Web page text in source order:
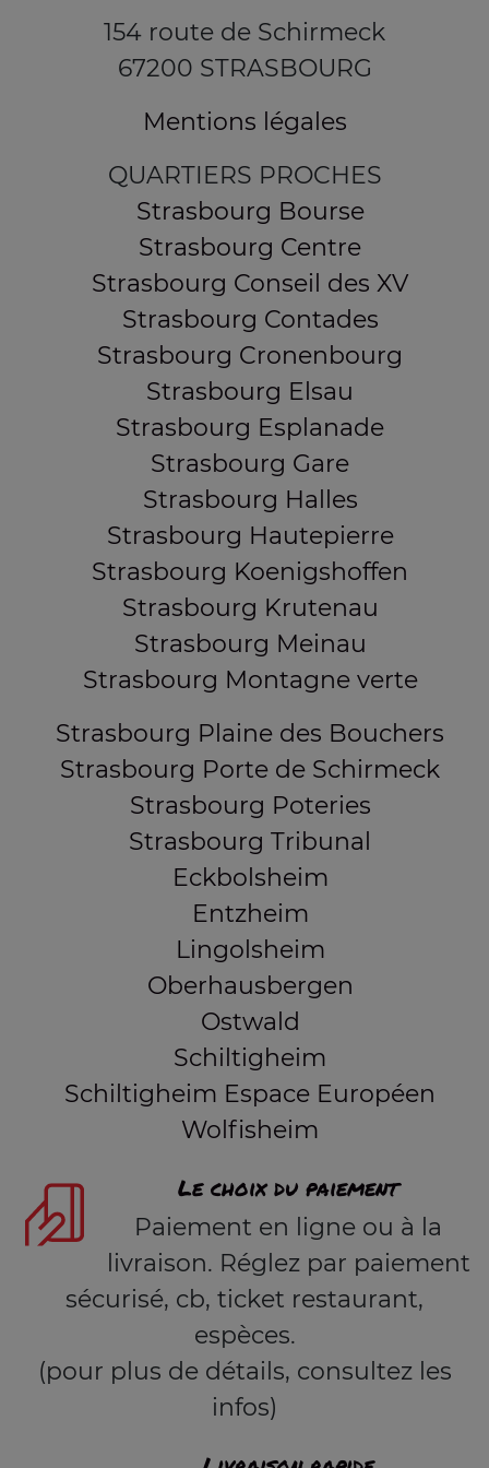
154 route de Schirmeck
67200 STRASBOURG
Mentions légales
QUARTIERS PROCHES
Strasbourg Bourse
Strasbourg Centre
Strasbourg Conseil des XV
Strasbourg Contades
Strasbourg Cronenbourg
Strasbourg Elsau
Strasbourg Esplanade
Strasbourg Gare
Strasbourg Halles
Strasbourg Hautepierre
Strasbourg Koenigshoffen
Strasbourg Krutenau
Strasbourg Meinau
Strasbourg Montagne verte
Strasbourg Plaine des Bouchers
Strasbourg Porte de Schirmeck
Strasbourg Poteries
Strasbourg Tribunal
Eckbolsheim
Entzheim
Lingolsheim
Oberhausbergen
Ostwald
Schiltigheim
Schiltigheim Espace Européen
Wolfisheim
Le choix du paiement
Paiement en ligne ou à la
livraison. Réglez par paiement
sécurisé, cb, ticket restaurant,
espèces.
(pour plus de détails, consultez les
infos)